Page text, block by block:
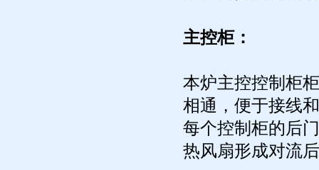
主控柜：
本炉主控控制柜
相通，便于接线
每个控制柜的后
热风扇形成对流